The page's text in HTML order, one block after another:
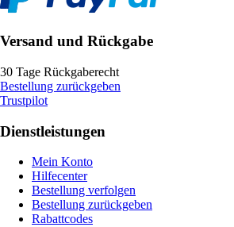
Versand und Rückgabe
30 Tage Rückgaberecht
Bestellung zurückgeben
Trustpilot
Dienstleistungen
Mein Konto
Hilfecenter
Bestellung verfolgen
Bestellung zurückgeben
Rabattcodes